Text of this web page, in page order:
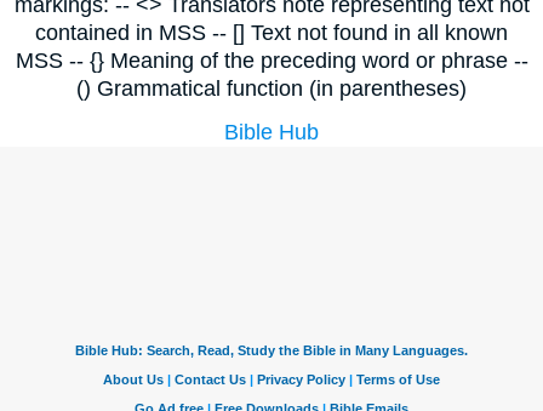
contained in MSS -- [] Text not found in all known
MSS -- {} Meaning of the preceding word or phrase --
() Grammatical function (in parentheses)
Bible Hub